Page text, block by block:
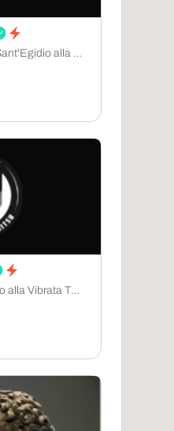
Via Antonio Canova 9, 64016 Sant'Egidio alla Vibrata provincia di Teramo, Italia
Via Toscana, 64016 Sant'Egidio alla Vibrata TE, Italia